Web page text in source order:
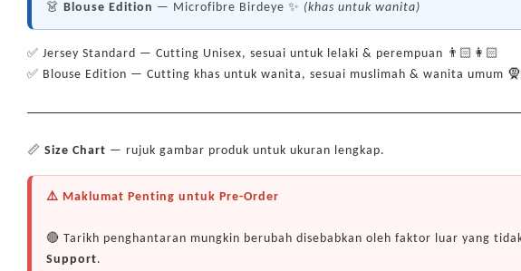
👗 Blouse Edition — Microfibre Birdeye ✨ (khas untuk wanita)
✅ Jersey Standard — Cutting Unisex, sesuai untuk lelaki & perempuan 👨🏻👩🏻
✅ Blouse Edition — Cutting khas untuk wanita, sesuai muslimah & wanita umum
📏 Size Chart — rujuk gambar produk untuk ukuran lengkap.
⚠️ Maklumat Penting untuk Pre-Order
🔴 Tarikh penghantaran mungkin berubah disebabkan oleh faktor luar yang
Support.